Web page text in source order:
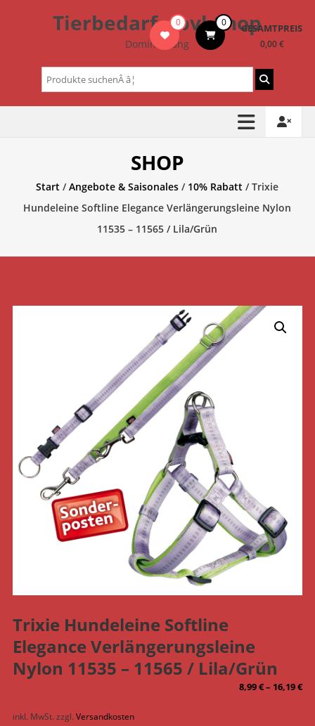
Tierbedarf – bvl-Shop
Dominik Lang
0 0 GESAMTPREIS
0,00 €
Suchen
nach:
SHOP
Start /Angebote & Saisonales / 10% Rabatt / Trixie
Hundeleine Softline Elegance Verlängerungsleine Nylon
11535 – 11565 / Lila/Grün
Trixie Hundeleine Softline
Elegance Verlängerungsleine
Nylon 11535 – 11565 / Lila/Grün
8,99€– 16,19€
inkl. MwSt. zzgl. Versandkosten